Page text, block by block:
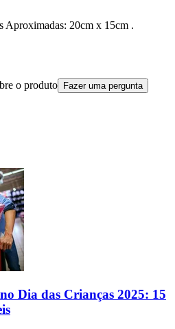
Aproximadas: 20cm x 15cm .
o produto Fazer uma pergunta
Dia das Crianças 2025: 15